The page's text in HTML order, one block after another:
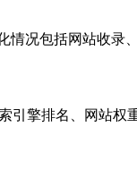
情况包括网站收录
引擎排名、网站权